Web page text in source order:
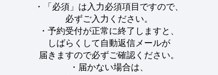
・「必須」は入力必須項目ですので、
必ずご入力ください。
・予約受付が正常に終了しますと、
しばらくして自動返信メールが
届きますので必ずご確認ください。
・届かない場合は、